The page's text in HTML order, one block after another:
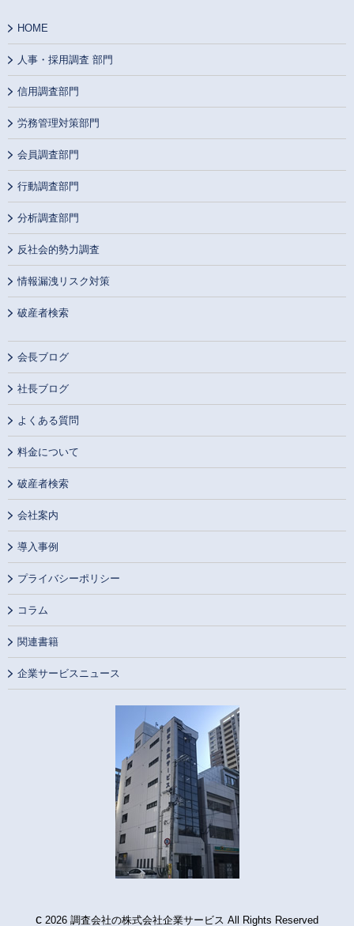
HOME
人事・採用調査 部門
信用調査部門
労務管理対策部門
会員調査部門
行動調査部門
分析調査部門
反社会的勢力調査
情報漏洩リスク対策
破産者検索
会長ブログ
社長ブログ
よくある質問
料金について
破産者検索
会社案内
導入事例
プライバシーポリシー
コラム
関連書籍
企業サービスニュース
c 2026 調査会社の株式会社企業サービス All Rights Reserved